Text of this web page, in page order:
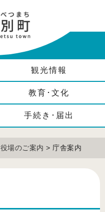
観光情報
教育･文化
手続き･届出
役場のご案内 > 庁舎案内